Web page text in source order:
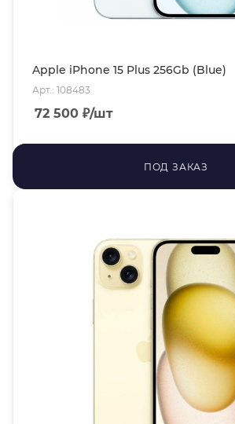
Apple iPhone 15 Plus 256Gb (Blue)
Арт.: 108483
72 500 ₽/шт
ПОД ЗАКАЗ